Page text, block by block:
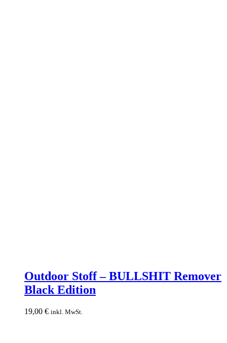
Stoff
–
BULLSHIT
Black
Edition
Outdoor Stoff – BULLSHIT Remover
Black Edition
19,00 € inkl. MwSt.